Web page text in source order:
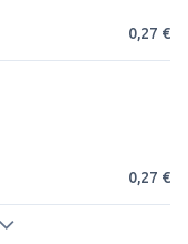
0,27 €
0,27 €